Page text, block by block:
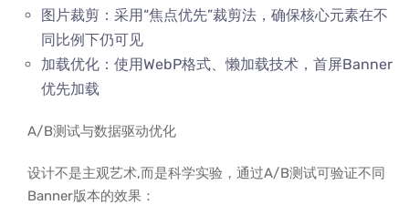
图片裁剪：采用“焦点优先”裁剪法，确保核心元素在不
同比例下仍可见
加载优化：使用WebP格式、懒加载技术，首屏Banner
优先加载
A/B测试与数据驱动优化
设计不是主观艺术,而是科学实验，通过A/B测试可验证不同
Banner版本的效果：